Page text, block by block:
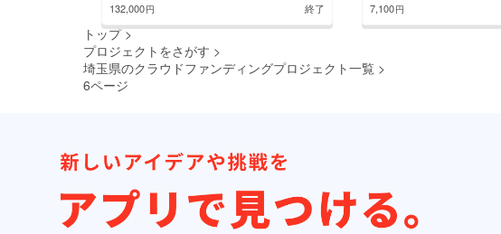
132,000円 終了 7,100円
トップ >
プロジェクトをさがす >
埼玉県のクラウドファンディングプロジェクト一覧 >
6ページ